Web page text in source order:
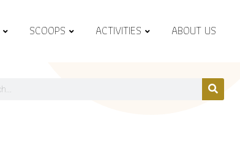
SCOOPS ACTIVITIES ABOUT US